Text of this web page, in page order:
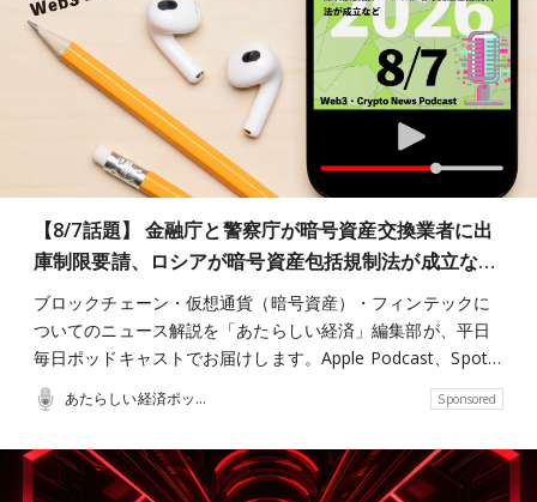
【8/7話題】 金融庁と警察庁が暗号資産交換業者に出
庫制限要請、ロシアが暗号資産包括規制法が成立な…
ブロックチェーン・仮想通貨（暗号資産）・フィンテックに
ついてのニュース解説を「あたらしい経済」編集部が、平日
毎日ポッドキャストでお届けします。Apple Podcast、Spot…
あたらしい経済ポッドキャスト Sponsored